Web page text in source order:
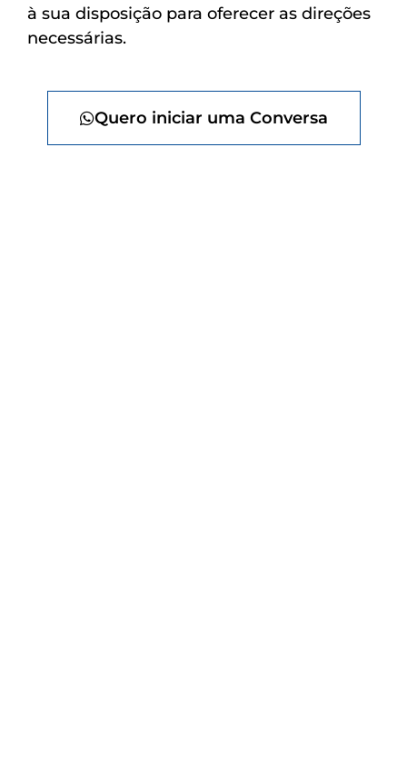
à sua disposição para oferecer as direções
necessárias.
Quero iniciar uma Conversa